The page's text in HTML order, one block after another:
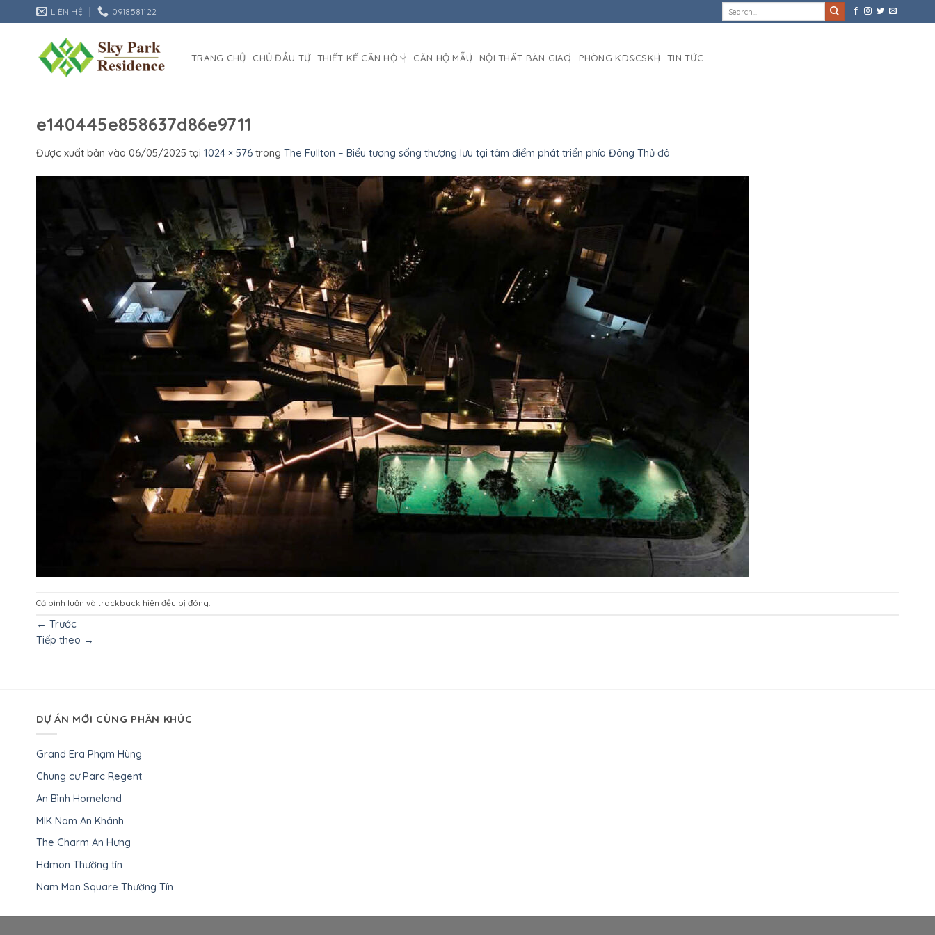
qua
LIÊN HỆ 0918581122
TRANG CHỦ CHỦ ĐẦU TƯ THIẾT KẾ CĂN HỘ CĂN HỘ MẪU NỘI THẤT BÀN GIAO PHÒNG KD&CSKH TIN TỨC
e140445e858637d86e9711
Được xuất bản vào 06/05/2025 tại 1024 × 576 trong The Fullton – Biểu tượng sống thượng lưu tại tâm điểm phát triển phía Đông Thủ đô
Cả bình luận và trackback hiện đều bị đóng.
← Trước
Tiếp theo →
DỰ ÁN MỚI CÙNG PHÂN KHÚC
Grand Era Phạm Hùng
Chung cư Parc Regent
An Bình Homeland
MIK Nam An Khánh
The Charm An Hưng
Hdmon Thường tín
Nam Mon Square Thường Tín